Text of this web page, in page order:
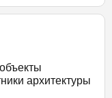
архитектуры